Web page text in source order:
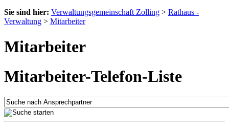
Sie sind hier: Verwaltungsgemeinschaft Zolling > Rathaus -
Verwaltung > Mitarbeiter
Mitarbeiter
Mitarbeiter-Telefon-Liste